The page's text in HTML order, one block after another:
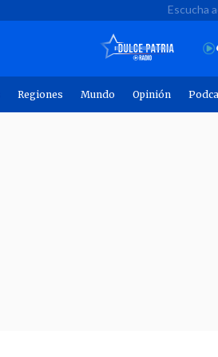
Escucha
Regiones Mundo Opinión